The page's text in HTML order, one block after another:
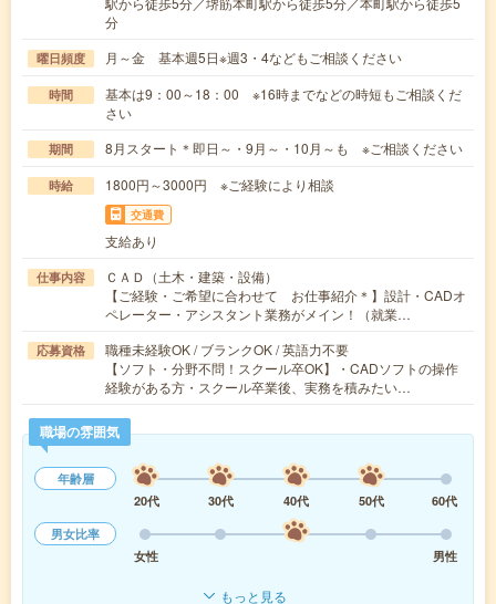
分
曜日頻度 月～金 基本週5日※週3・4などもご相談ください
時間
基本は9：00～18：00 ※16時までなどの時短もご相談くだ
さい
期間 8月スタート＊即日～・9月～・10月～も ※ご相談ください
時給 1800円～3000円 ※ご経験により相談
交通費
支給あり
仕事内容
ＣＡＤ（土木・建築・設備）
【ご経験・ご希望に合わせて お仕事紹介＊】設計・CADオ
ペレーター・アシスタント業務がメイン！（就業…
応募資格
職種未経験OK / ブランクOK / 英語力不要
【ソフト・分野不問！スクール卒OK】・CADソフトの操作
経験がある方・スクール卒業後、実務を積みたい…
職場の雰囲気
年齢層
20代
30代 40代 50代
60代
男女比率
女性
男性
もっと見る